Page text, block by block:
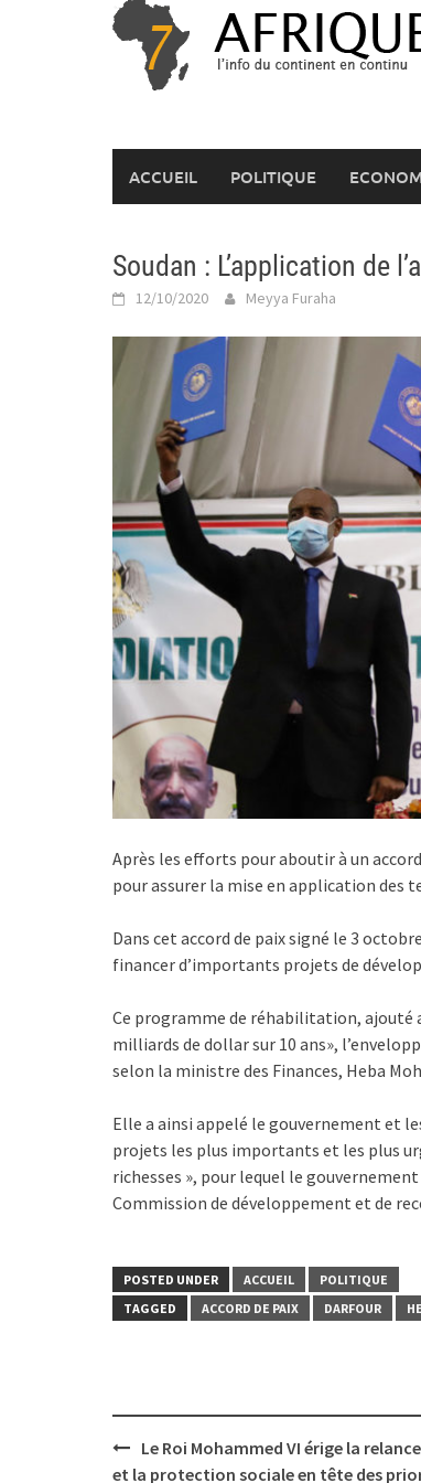
ACCUEIL POLITIQUE
Soudan : L’application de
12/10/2020 Meyya Furaha
Après les efforts pour aboutir à un
pour assurer la mise en application des
Dans cet accord de paix signé le 3
financer d’importants projets de
Ce programme de réhabilitation, ajouté
milliards de dollar sur 10 ans»,
selon la ministre des Finances, Heba
Elle a ainsi appelé le gouvernement et
projets les plus importants et les plus
richesses », pour lequel le
Commission de développement et de
POSTED UNDER ACCUEIL
POLITIQUE
TAGGED
ACCORD DE PAIX DARFOUR
Post
navigation
Le Roi Mohammed VI érige la
et la protection sociale en tête des